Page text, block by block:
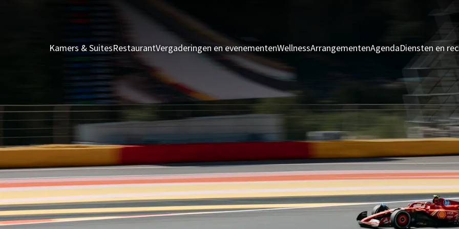
Kamers & SuitesRestaurantVergaderingen en evenementenWellnessArrangementenAgendaDiensten en